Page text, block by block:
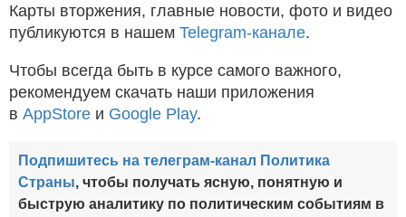
Карты вторжения, главные новости, фото и видео
публикуются в нашем Telegram-канале.
Чтобы всегда быть в курсе самого важного,
рекомендуем скачать наши приложения
в AppStore и Google Play.
Подпишитесь на телеграм-канал Политика
Страны, чтобы получать ясную, понятную и
быструю аналитику по политическим событиям в